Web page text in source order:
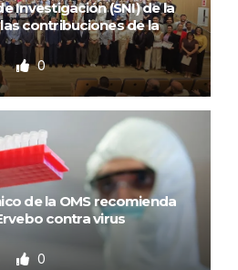
Investigación (SNI) de la
contribuciones de la
0
de la OMS recomienda
contra virus
0